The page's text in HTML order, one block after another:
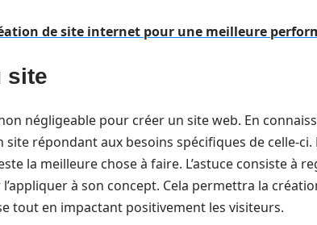
de site internet pour une meilleure
site
négligeable pour créer un site web. En
site répondant aux besoins spécifiques de celle-ci.
la meilleure chose à faire. L’astuce consiste à
à son concept. Cela permettra la
tout en impactant positivement les visiteurs.